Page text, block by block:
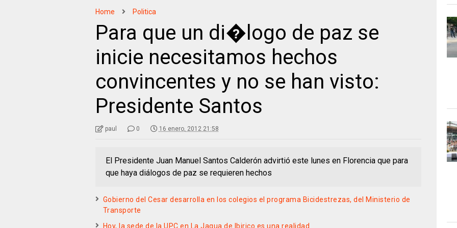
Home Politica
Para que un di�logo de paz se
inicie necesitamos hechos
convincentes y no se han visto:
Presidente Santos
paul 0 16 enero, 2012 21:58
El Presidente Juan Manuel Santos Calderón advirtió este lunes en Florencia que para
que haya diálogos de paz se requieren hechos
Gobierno del Cesar desarrolla en los colegios el programa Bicidestrezas, del Ministerio de
Transporte
Hoy, la sede de la UPC en La Jagua de Ibirico es una realidad